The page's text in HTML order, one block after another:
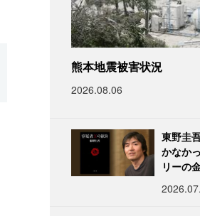
熊本地震被害状況
2026.08.06
東野圭
かなか
リーの